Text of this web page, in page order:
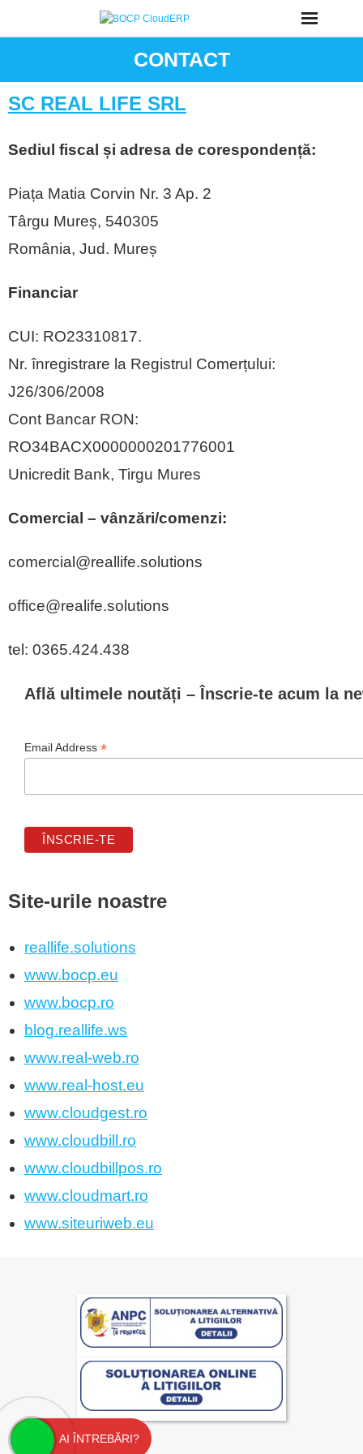
to
CONTACT
SC REAL LIFE SRL
Sediul fiscal și adresa de corespondență:
Piața Matia Corvin Nr. 3 Ap. 2
Târgu Mureș, 540305
România, Jud. Mureș
Financiar
CUI: RO23310817.
Nr. înregistrare la Registrul Comerțului:
J26/306/2008
Cont Bancar RON:
RO34BACX0000000201776001
Unicredit Bank, Tirgu Mures
Comercial – vânzări/comenzi:
comercial@reallife.solutions
office@realife.solutions
tel: 0365.424.438
Află ultimele noutăți – Înscrie-te acum la
Email Address *
Site-urile noastre
reallife.solutions
www.bocp.eu
www.bocp.ro
blog.reallife.ws
www.real-web.ro
www.real-host.eu
www.cloudgest.ro
www.cloudbill.ro
www.cloudbillpos.ro
www.cloudmart.ro
www.siteuriweb.eu
AI ÎNTREBĂRI?